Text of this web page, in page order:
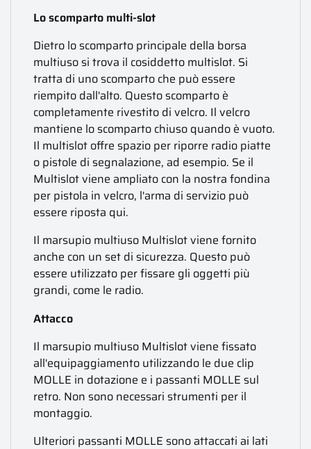
Lo scomparto multi-slot
Dietro lo scomparto principale della borsa
multiuso si trova il cosiddetto multislot. Si
tratta di uno scomparto che può essere
riempito dall'alto. Questo scomparto è
completamente rivestito di velcro. Il velcro
mantiene lo scomparto chiuso quando è vuoto.
Il multislot offre spazio per riporre radio piatte
o pistole di segnalazione, ad esempio. Se il
Multislot viene ampliato con la nostra fondina
per pistola in velcro, l'arma di servizio può
essere riposta qui.
Il marsupio multiuso Multislot viene fornito
anche con un set di sicurezza. Questo può
essere utilizzato per fissare gli oggetti più
grandi, come le radio.
Attacco
Il marsupio multiuso Multislot viene fissato
all'equipaggiamento utilizzando le due clip
MOLLE in dotazione e i passanti MOLLE sul
retro. Non sono necessari strumenti per il
montaggio.
Ulteriori passanti MOLLE sono attaccati ai lati